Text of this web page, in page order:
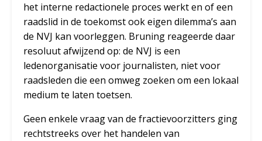
het interne redactionele proces werkt en of een
raadslid in de toekomst ook eigen dilemma’s aan
de NVJ kan voorleggen. Bruning reageerde daar
resoluut afwijzend op: de NVJ is een
ledenorganisatie voor journalisten, niet voor
raadsleden die een omweg zoeken om een lokaal
medium te laten toetsen.
Geen enkele vraag van de fractievoorzitters ging
rechtstreeks over het handelen van